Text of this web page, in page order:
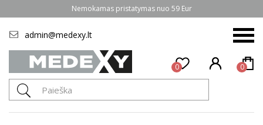
Nemokamas pristatymas nuo 59 Eur
admin@medexy.lt
0 0